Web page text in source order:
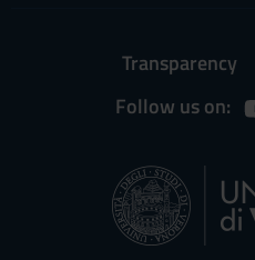
Transparency
Follow us on: